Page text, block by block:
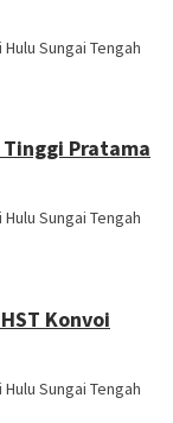
Sungai Tengah
Pratama
Sungai Tengah
Konvoi
Sungai Tengah